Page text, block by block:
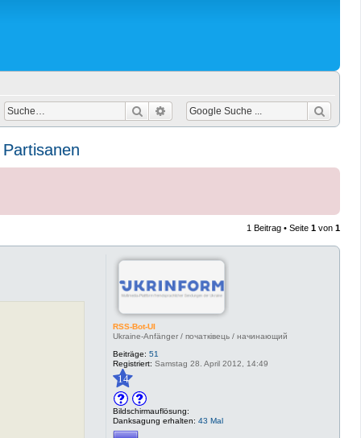
Suche Erweiterte Suche
1 Beitrag • Seite 1 von 1
RSS-Bot-UI
Ukraine-Anfänger / початківець / начинающий
Beiträge: 51
Registriert: Samstag 28. April 2012, 14:49
14
Bildschirmauflösung:
Danksagung erhalten: 43 Mal